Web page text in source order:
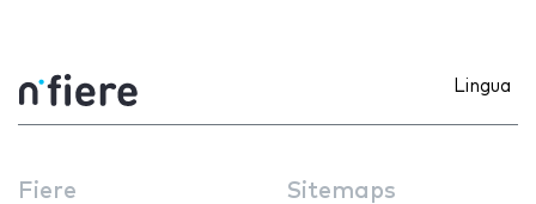
Lingua
Fiere Sitemaps